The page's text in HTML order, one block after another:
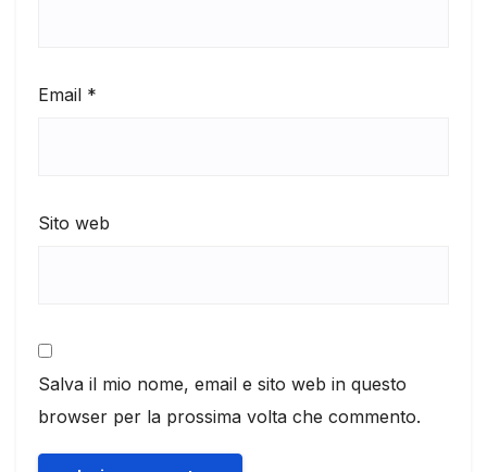
Email *
Sito web
Salva il mio nome, email e sito web in questo
browser per la prossima volta che commento.